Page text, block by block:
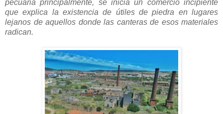
pecuaria principalmente, se inicia un comercio incipiente
que explica la existencia de útiles de piedra en lugares
lejanos de aquellos donde las canteras de esos materiales
radican.